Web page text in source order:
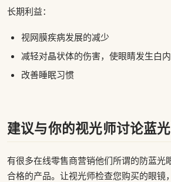
长期利益：
视网膜疾病发展的减少
减轻对晶状体的伤害，使眼睛发生白
改善睡眠习惯
建议与你的视光师讨论蓝光
有很多在线零售商营销他们所谓的防蓝光
合格的产品。让视光师检查您购买的眼镜